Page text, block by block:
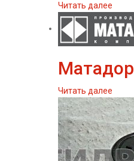
Читать далее
Матадор
Читать далее